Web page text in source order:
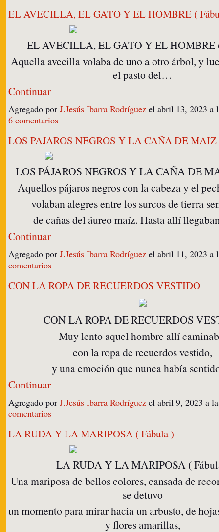
EL AVECILLA, EL GATO Y EL HOMBRE (
EL AVECILLA, EL GATO Y EL HOMBRE
Aquella avecilla volaba de uno a otro árbol, y
el pasto del…
Continuar
Agregado por J.Jesús Ibarra Rodríguez el abril 13, 2023 a
6 comentarios
LOS PAJAROS NEGROS Y LA CAÑA DE MAIZ
LOS PÁJAROS NEGROS Y LA CAÑA DE
Aquellos pájaros negros con la cabeza y el
volaban alegres entre los surcos de tierra
de cañas del áureo maíz. Hasta allí
Continuar
Agregado por J.Jesús Ibarra Rodríguez el abril 11, 2023
comentarios
CON LA ROPA DE RECUERDOS VESTIDO
CON LA ROPA DE RECUERDOS
Muy lento aquel hombre allí
con la ropa de recuerdos vestido,
y una emoción que nunca había
Continuar
Agregado por J.Jesús Ibarra Rodríguez el abril 9, 2023 a
comentarios
LA RUDA Y LA MARIPOSA ( Fábula )
LA RUDA Y LA MARIPOSA (
Una mariposa de bellos colores, cansada de
se detuvo
un momento para mirar hacia un arbusto, de
y flores amarillas,